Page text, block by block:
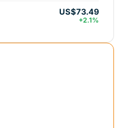
US$73.49
+2.1%